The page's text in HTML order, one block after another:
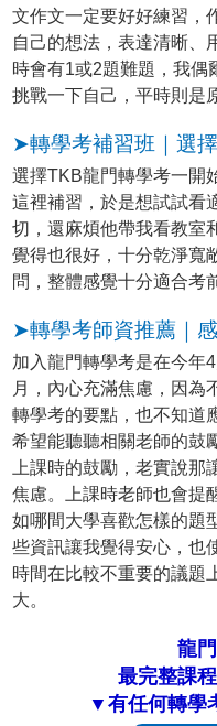
文作文一定要好好練習，
自己的想法，表達清晰、
時會有1或2題難題，我偶
挑戰一下自己，平時則是
➤轉學考補習班｜選
選擇TKB龍門轉學考一開
這裡補習，於是想試試看
切，還麻煩他帶我看教室
覺得也很好，十分乾淨寬
問，整體感覺十分適合考
➤轉學考師資推薦｜
加入龍門轉學考是在今年
月，內心充滿焦慮，因為
轉學考的要點，也不知道
希望能聽聽相關老師的鼓
上課時的鼓勵，老實說
焦慮。上課時老師也會提
如哪間大學喜歡怎樣的題
些資訊讓我覺得安心，也
時間在比較不重要的議題
大。
龍
最完整課
▼有任何轉學